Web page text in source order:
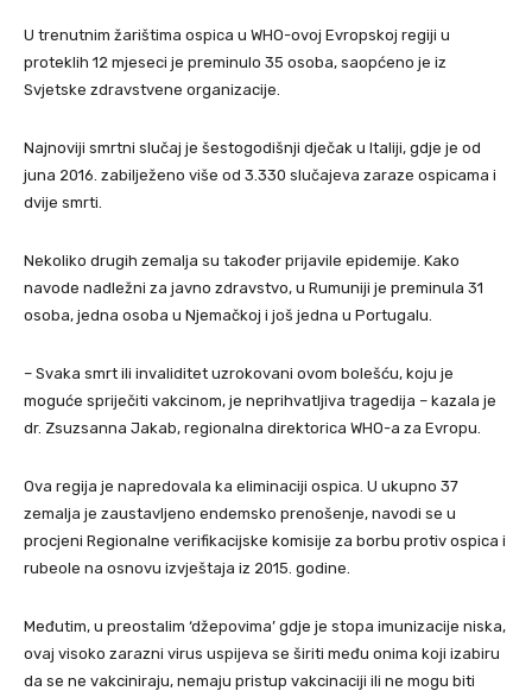
U trenutnim žarištima ospica u WHO-ovoj Evropskoj regiji u
proteklih 12 mjeseci je preminulo 35 osoba, saopćeno je iz
Svjetske zdravstvene organizacije.
Najnoviji smrtni slučaj je šestogodišnji dječak u Italiji, gdje je od
juna 2016. zabilježeno više od 3.330 slučajeva zaraze ospicama i
dvije smrti.
Nekoliko drugih zemalja su također prijavile epidemije. Kako
navode nadležni za javno zdravstvo, u Rumuniji je preminula 31
osoba, jedna osoba u Njemačkoj i još jedna u Portugalu.
– Svaka smrt ili invaliditet uzrokovani ovom bolešću, koju je
moguće spriječiti vakcinom, je neprihvatljiva tragedija – kazala je
dr. Zsuzsanna Jakab, regionalna direktorica WHO-a za Evropu.
Ova regija je napredovala ka eliminaciji ospica. U ukupno 37
zemalja je zaustavljeno endemsko prenošenje, navodi se u
procjeni Regionalne verifikacijske komisije za borbu protiv ospica i
rubeole na osnovu izvještaja iz 2015. godine.
Međutim, u preostalim ‘džepovima’ gdje je stopa imunizacije niska,
ovaj visoko zarazni virus uspijeva se širiti među onima koji izabiru
da se ne vakciniraju, nemaju pristup vakcinaciji ili ne mogu biti